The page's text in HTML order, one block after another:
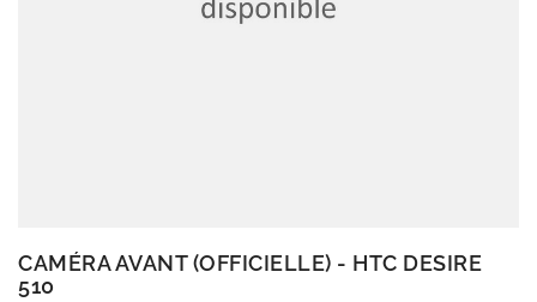
CAMÉRA AVANT (OFFICIELLE) - HTC DESIRE
510